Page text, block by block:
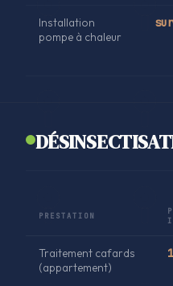
Installation
pompe à chaleur
PRESTATION
Traitement cafards
(appartement)